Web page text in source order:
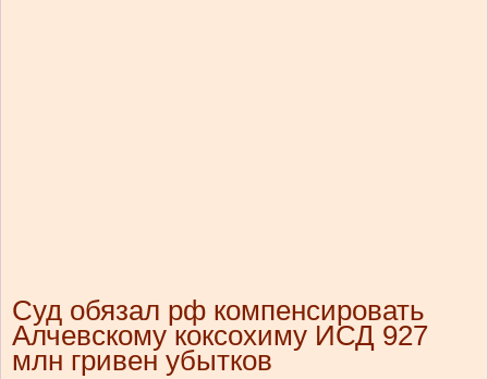
Суд обязал рф компенсировать
Алчевскому коксохиму ИСД 927
млн гривен убытков